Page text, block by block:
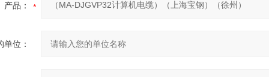
产品：
单位：